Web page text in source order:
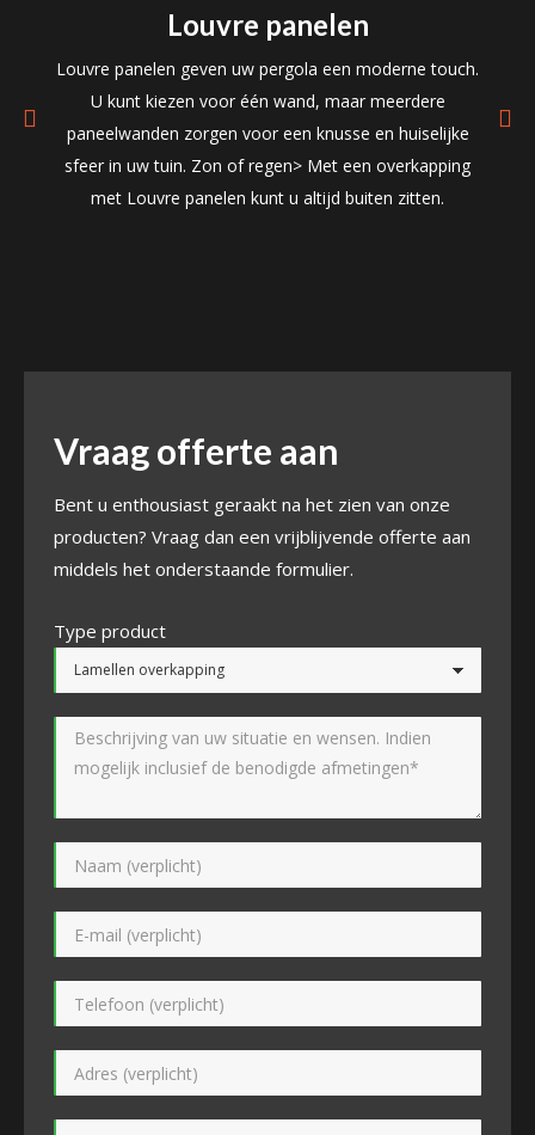
Louvre panelen
Louvre panelen geven uw pergola een moderne touch.
U kunt kiezen voor één wand, maar meerdere
paneelwanden zorgen voor een knusse en huiselijke
sfeer in uw tuin. Zon of regen> Met een overkapping
met Louvre panelen kunt u altijd buiten zitten.
Vraag offerte aan
Bent u enthousiast geraakt na het zien van onze
producten? Vraag dan een vrijblijvende offerte aan
middels het onderstaande formulier.
Type product